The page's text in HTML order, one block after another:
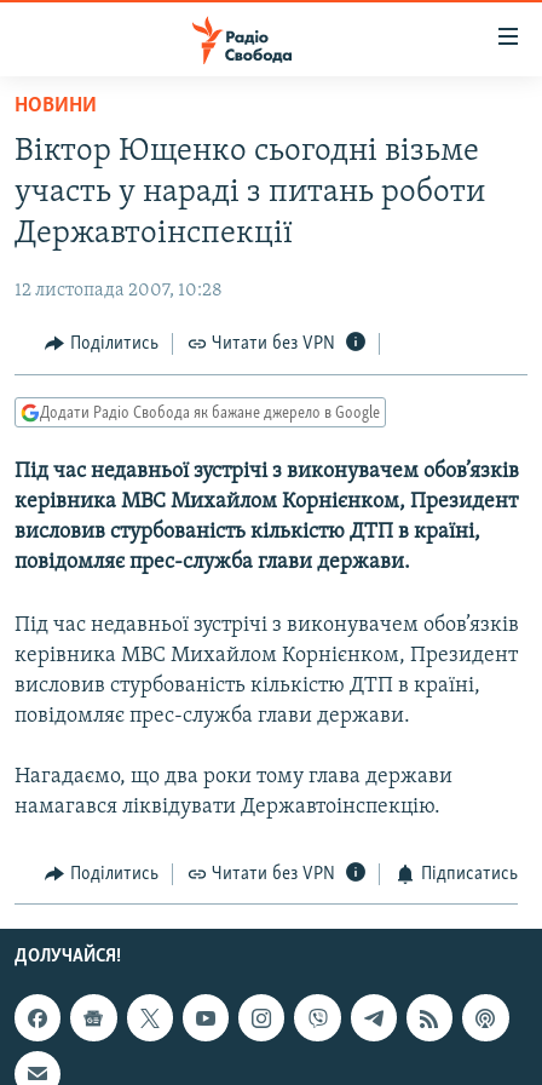
Перейти
основного
матеріалу
Перейти
до
основної
Перейти
до
пошуку
ВСЕ ЗА ДОБУ
СТАТТІ
ЕКОНОМІКА
СУСПІЛЬСТВО
УКРАЇНА
СВІТ
РОСІЙСЬКА «ФІЛЬТРАЦІЯ»
ДОНБАС.РЕАЛІЇ
ТИ ЯК?
СХЕМИ
КИТАЙ.ВИКЛИКИ
МУЛЬТИМЕДІА
СПЕЦПРОЄКТИ
ПОДКАСТИ
КТАТ
ДОЛУЧАЙСЯ!
НОВИНИ
Віктор Ющенко сьогодні візьме
участь у нараді з питань роботи
Державтоінспекції
12 листопада 2007, 10:28
Поділитись Читати без VPN
Додати Радіо Свобода як бажане джерело в Google
Під час недавньої зустрічі з виконувачем обов’язків
керівника МВС Михайлом Корнієнком, Президент
висловив стурбованість кількістю ДТП в країні,
повідомляє прес-служба глави держави.
Під час недавньої зустрічі з виконувачем обов’язків
керівника МВС Михайлом Корнієнком, Президент
висловив стурбованість кількістю ДТП в країні,
повідомляє прес-служба глави держави.
Нагадаємо, що два роки тому глава держави
намагався ліквідувати Державтоінспекцію.
Поділитись Читати без VPN Підписатись
ДОЛУЧАЙСЯ!